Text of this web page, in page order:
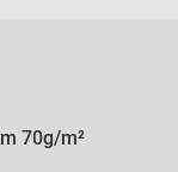
70g/m²